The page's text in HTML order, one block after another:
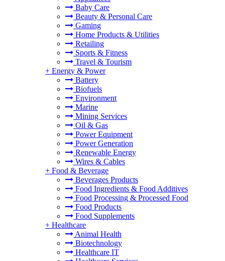
Baby Care
Beauty & Personal Care
Gaming
Home Products & Utilities
Retailing
Sports & Fitness
Travel & Tourism
+ Energy & Power
Battery
Biofuels
Environment
Marine
Mining Services
Oil & Gas
Power Equipment
Power Generation
Renewable Energy
Wires & Cables
+ Food & Beverage
Beverages Products
Food Ingredients & Food Additives
Food Processing & Processed Food
Food Products
Food Supplements
+ Healthcare
Animal Health
Biotechnology
Healthcare IT